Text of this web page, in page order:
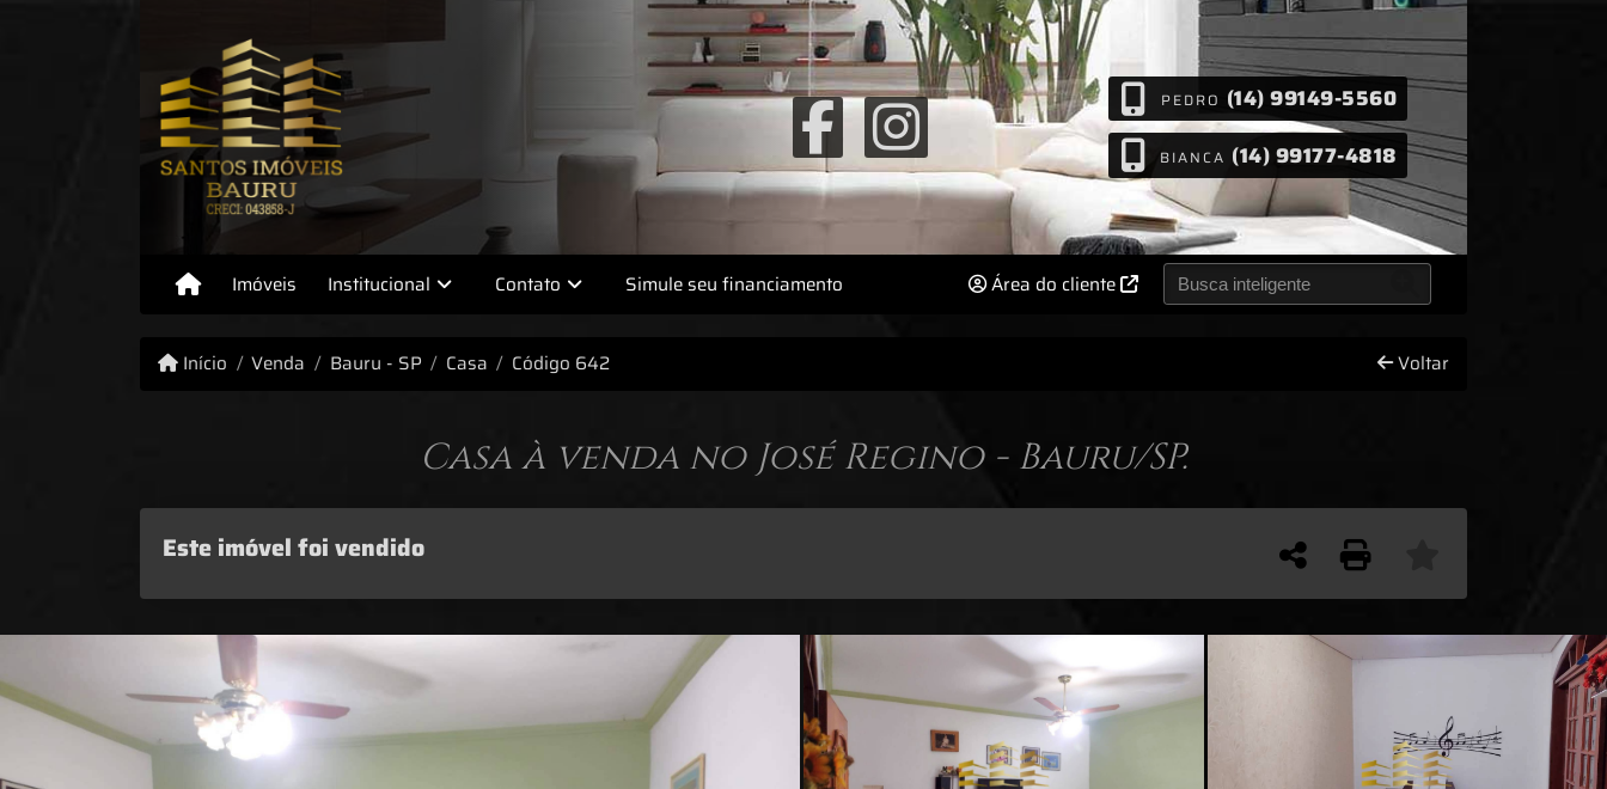
PEDRO (14) 99149-5560
BIANCA (14) 99177-4818
Imóveis Institucional Contato Simule seu financiamento Área do cliente
Início Venda Bauru - SP Casa Código 642 Voltar
Casa à venda no José Regino - Bauru/SP.
Este imóvel foi vendido